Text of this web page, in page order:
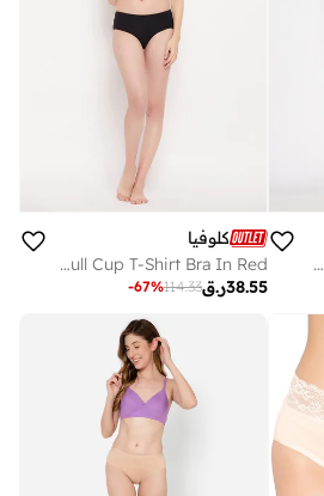
Clovia Abstract Print Short Night Dress In Multicolour - 100% Cotton
كلوفيا
Clovia Padded Non-Wired Full Cup T-Shirt Bra In Red
ر.ق38.55
114.33
-67%